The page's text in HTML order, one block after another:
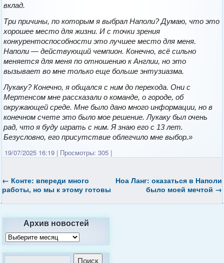
вклад.
Три причины, по которым я выбрал Наполи? Думаю, что это
хорошее место для жизни. И с точки зрения
конкурентоспособности это лучшее место для меня.
Наполи — действующий чемпион. Конечно, всё сильно
меняется для меня по отношению к Англии, но это
вызывает во мне только еще больше энтузиазма.
Лукаку? Конечно, я общался с ним до перехода. Они с
Мертенсом мне рассказали о команде, о городе, об
окружающей среде. Мне было дано много информации, но в
конечном счете это было мое решение. Лукаку был очень
рад, что я буду играть с ним. Я знаю его с 13 лет.
Безусловно, его присутствие облегчило мне выбор.»
19/07/2025 16:19 | Просмотры: 305 |
← Конте: впереди много
работы, но мы к этому готовы
Ноа Ланг: оказаться в Наполи
было моей мечтой →
Архив новостей